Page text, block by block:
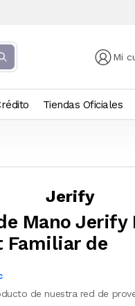
Mi
Tiendas Oficiales
Jerify
Mano Jerify
Familiar de
de nuestra red de